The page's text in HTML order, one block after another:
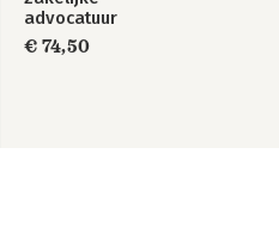
advocatuur
€ 74,50